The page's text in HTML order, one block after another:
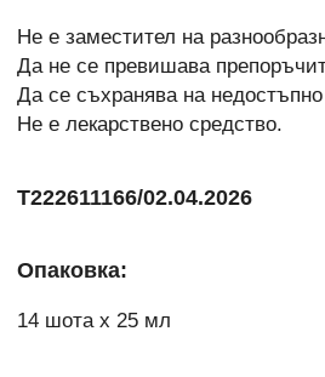
Не е заместител на
Да не се превишава
Да се съхранява на
Не е лекарствено средство.
T222611166/02.04.2026
Опаковка:
14 шота x 25 мл